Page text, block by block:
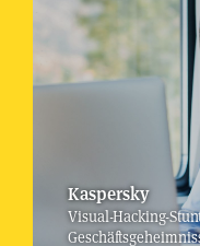
Visual-Hacking-
Kaspersky